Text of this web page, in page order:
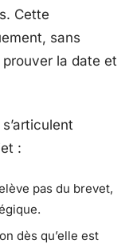
Cette
sans
la date et
:
pas du brevet,
dès qu’elle est